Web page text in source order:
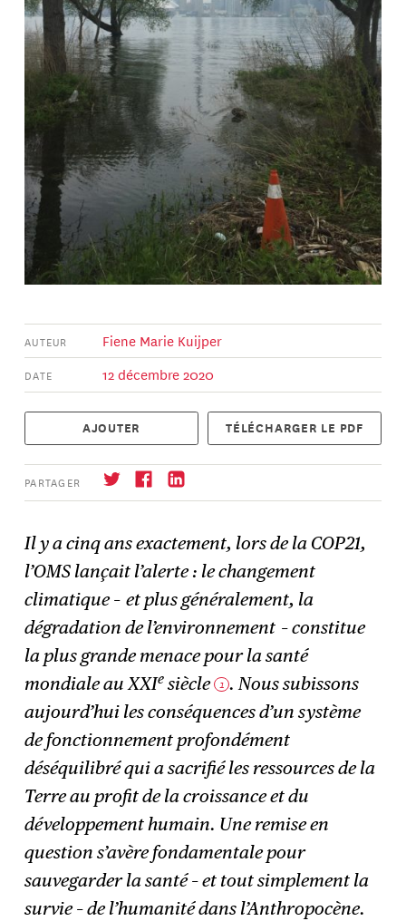
AUTEUR Fiene Marie Kuijper
DATE 12 décembre 2020
AJOUTER TÉLÉCHARGER LE PDF
PARTAGER
→ S'abonner
Il y a cinq ans exactement, lors de la COP21,
l’OMS lançait l’alerte : le changement
climatique – et plus généralement, la
dégradation de l’environnement – constitue
la plus grande menace pour la santé
mondiale au XXIe siècle 1 . Nous subissons
aujourd’hui les conséquences d’un système
de fonctionnement profondément
déséquilibré qui a sacrifié les ressources de la
Terre au profit de la croissance et du
développement humain. Une remise en
question s’avère fondamentale pour
sauvegarder la santé – et tout simplement la
survie – de l’humanité dans l’Anthropocène.